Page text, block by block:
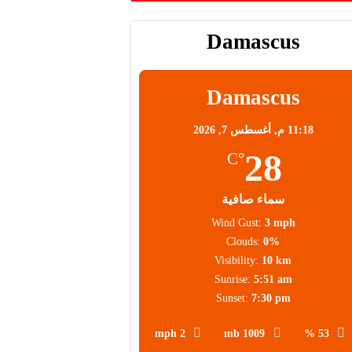
Damascus
Damascus
11:18 م, أغسطس 7, 2026
28
°C
سماء صافية
53 %
1009 mb
2 mph
Wind Gust: 3 mph
Clouds: 0%
Visibility: 10 km
Sunrise: 5:51 am
Sunset: 7:30 pm